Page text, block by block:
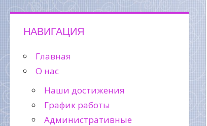
НАВИГАЦИЯ
Главная
О нас
Наши достижения
График работы
Административные